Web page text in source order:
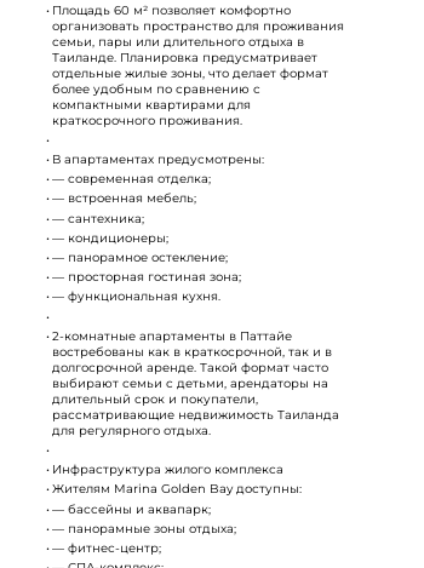
Площадь 60 м² позволяет комфортно
организовать пространство для проживания
семьи, пары или длительного отдыха в
Таиланде. Планировка предусматривает
отдельные жилые зоны, что делает формат
более удобным по сравнению с
компактными квартирами для
краткосрочного проживания.
В апартаментах предусмотрены:
— современная отделка;
— встроенная мебель;
— сантехника;
— кондиционеры;
— панорамное остекление;
— просторная гостиная зона;
— функциональная кухня.
2-комнатные апартаменты в Паттайе
востребованы как в краткосрочной, так и в
долгосрочной аренде. Такой формат часто
выбирают семьи с детьми, арендаторы на
длительный срок и покупатели,
рассматривающие недвижимость Таиланда
для регулярного отдыха.
Инфраструктура жилого комплекса
Жителям Marina Golden Bay доступны:
— бассейны и аквапарк;
— панорамные зоны отдыха;
— фитнес-центр;